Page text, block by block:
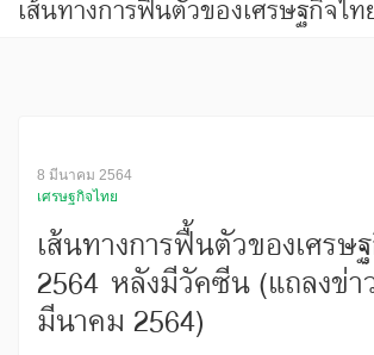
8 มีนาคม 2564
เศรษฐกิจไทย
เส้นทางการฟื้นตัวของเศรษ
2564 หลังมีวัคซีน (แถลงข่า
มีนาคม 2564)